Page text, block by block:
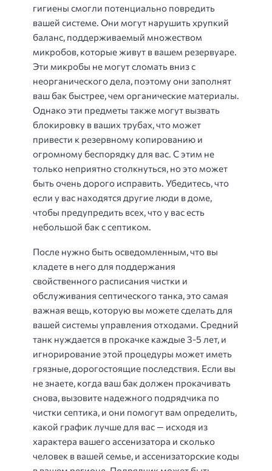
гигиены смогли потенциально повредить
вашей системе. Они могут нарушить хрупкий
баланс, поддерживаемый множеством
микробов, которые живут в вашем резервуаре.
Эти микробы не могут сломать вниз с
неорганического дела, поэтому они заполнят
ваш бак быстрее, чем органические материалы.
Однако эти предметы также могут вызвать
блокировку в ваших трубах, что может
привести к резервному копированию и
огромному беспорядку для вас. С этим не
только неприятно столкнуться, но это может
быть очень дорого исправить. Убедитесь, что
если у вас находятся другие люди в доме,
чтобы предупредить всех, что у вас есть
небольшой бак с септиком.
После нужно быть осведомленным, что вы
кладете в него для поддержания
свойственного расписания чистки и
обслуживания септического танка, это самая
важная вещь, которую вы можете сделать для
вашей системы управления отходами. Средний
танк нуждается в прокачке каждые 3-5 лет, и
игнорирование этой процедуры может иметь
грязные, дорогостоящие последствия. Если вы
не знаете, когда ваш бак должен прокачивать
снова, вызовите надежного подрядчика по
чистки септика, и они помогут вам определить,
какой график лучше для вас — исходя из
характера вашего ассенизатора и сколько
человек в вашей семье, и ассенизаторские коды